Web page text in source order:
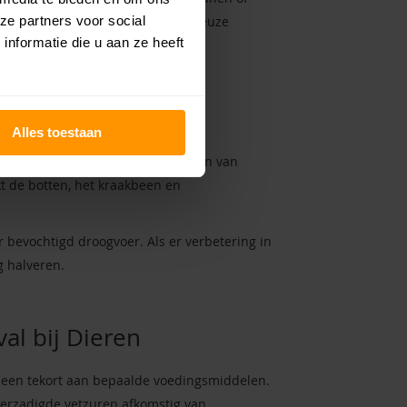
partners voor social
die u aan ze heeft
Alles toestaan
dierenarts gaat spelen. Bij serieuze
op de conditie van de gewrichten van
botten, het kraakbeen en
bevochtigd droogvoer. Als er verbetering in
halveren.
bij Dieren
tekort aan bepaalde voedingsmiddelen.